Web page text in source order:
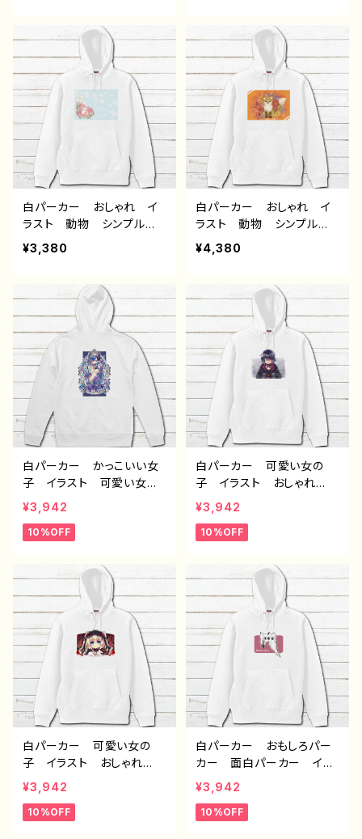
ーラー服 プリッツスカー
ト 黒髪 ボブヘア ショ
ートカット 風景 綺麗
景色 美しい ノスタルジ
ック 個性的 おすすめ
人気 イラストレーター
絵師 オリジナル デザイ
ン グッズ 片面印刷 タ
イトル：群青 作：みふる
ーラー服 黒髪 ボブヘ
ア ショートカット 風景
綺麗 景色 美しい ノス
タルジック 個性的 おす
すめ 人気 イラストレー
ター 絵師 オリジナル
デザイン グッズ 片面印
刷 タイトル：またね 作：
みふる
白パーカー おしゃれ イ
ラスト 動物 シンプル
うさぎ ウサギ 兎 花
柄 綺麗 おしゃれ かわ
ディース おすすめ 個性
的 人気 イラストレータ
ー クリエイター 絵師
オリジナル デザイン グッ
ズ タイトル：COLORS：Sn
ow Rabbit 作：水無月り
い
¥3,380
白パーカー おしゃれ イ
ラスト 動物 シンプル
きつね 狐 花柄 綺麗
かわいい 可愛い メン
め 個性的 人気 イラス
トレーター クリエイター
絵師 オリジナル デザイ
ン グッズ タイトル：COL
ORS：Fox and Flowers
作：水無月りい
¥4,380
白パーカー かっこいい女
子 イラスト 可愛い女の
子 女性 セクシー ゴシ
ック ファンタジー 綺
麗 エモい おすすめ 個
ター クリエイター 絵
師 オリジナル デザイ
ン グッズ 片面印刷 タ
イトル：【月蝕ざっか店】Dist
ress Rose 作：白夜ゆ
う G-6
¥3,942
10%OFF
白パーカー 可愛い女の
子 イラスト おしゃれ
服 ゴスパン ロック 病
みかわいい 個性的 おす
すめ 人気 イラストレー
師 オリジナル デザイ
ン グッズ 片面印刷 タ
イトル：【月蝕ざっか店】＜d
olls＞見ツメル 作：白夜ゆ
う G-6
¥3,942
10%OFF
白パーカー 可愛い女の
子 イラスト おしゃれ
服 ゴスロリ クラロリ
ファンタジー 個性的 お
すすめ 人気 イラストレ
¥3,942
10%OFF
白パーカー おもしろパー
カー 面白パーカー イラ
スト ゆるかわ 可愛い
モンスター クリーチャ
ー シンプル 個性的 お
¥3,942
10%OFF